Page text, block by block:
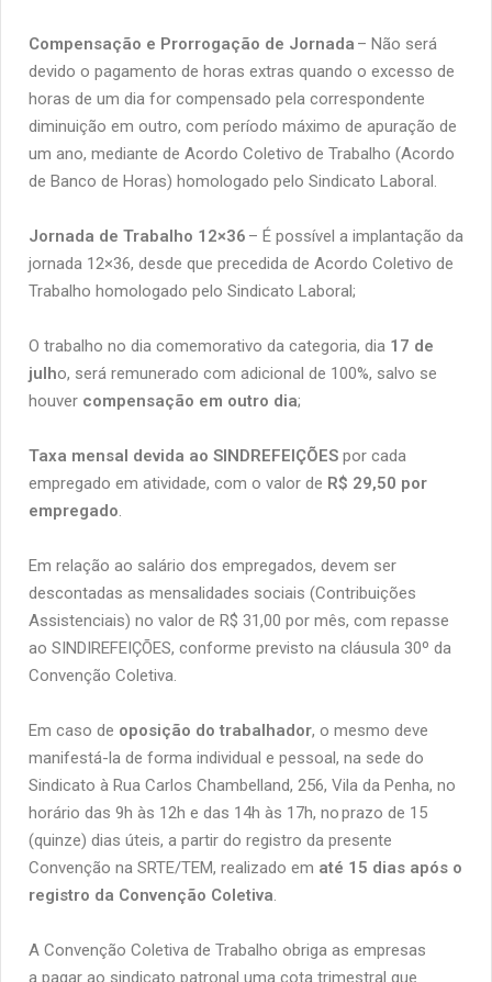
Compensação e Prorrogação de Jornada – Não será
devido o pagamento de horas extras quando o excesso de
horas de um dia for compensado pela correspondente
diminuição em outro, com período máximo de apuração de
um ano, mediante de Acordo Coletivo de Trabalho (Acordo
de Banco de Horas) homologado pelo Sindicato Laboral.
Jornada de Trabalho 12×36 – É possível a implantação da
jornada 12×36, desde que precedida de Acordo Coletivo de
Trabalho homologado pelo Sindicato Laboral;
O trabalho no dia comemorativo da categoria, dia 17 de
julho, será remunerado com adicional de 100%, salvo se
houver compensação em outro dia;
Taxa mensal devida ao SINDREFEIÇÕES por cada
empregado em atividade, com o valor de R$ 29,50 por
empregado.
Em relação ao salário dos empregados, devem ser
descontadas as mensalidades sociais (Contribuições
Assistenciais) no valor de R$ 31,00 por mês, com repasse
ao SINDIREFEIÇÕES, conforme previsto na cláusula 30º da
Convenção Coletiva.
Em caso de oposição do trabalhador, o mesmo deve
manifestá-la de forma individual e pessoal, na sede do
Sindicato à Rua Carlos Chambelland, 256, Vila da Penha, no
horário das 9h às 12h e das 14h às 17h, no prazo de 15
(quinze) dias úteis, a partir do registro da presente
Convenção na SRTE/TEM, realizado em até 15 dias após o
registro da Convenção Coletiva.
A Convenção Coletiva de Trabalho obriga as empresas
a pagar ao sindicato patronal uma cota trimestral que